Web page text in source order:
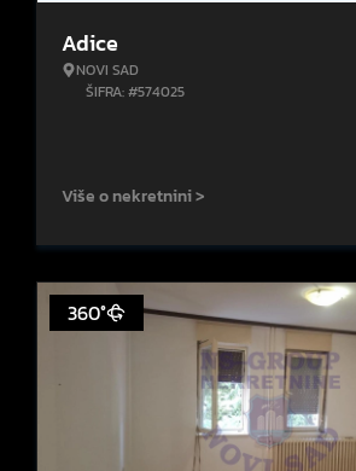
Adice
NOVI SAD
ŠIFRA: #574025
Više o nekretnini >
360°